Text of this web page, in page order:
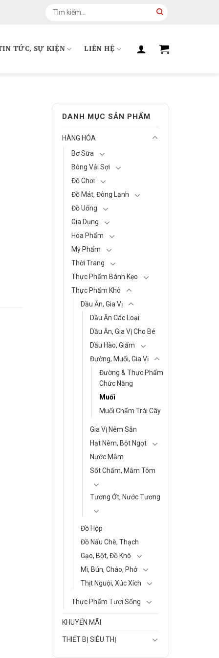
kiếm:
TỨC, SỰ KIỆN LIÊN HỆ
DANH MỤC SẢN PHẨM
HÀNG HÓA
Bơ Sữa
Bông Vải Sợi
Đồ Chơi
Đồ Mát, Đông Lạnh
Đồ Uống
Gia Dụng
Hóa Phẩm
Mỹ Phẩm
Thời Trang
Thực Phẩm Bánh Kẹo
Thực Phẩm Khô
Dầu Ăn, Gia Vị
Dầu Ăn Các Loại
Dầu Ăn, Gia Vị Cho Bé
Dầu Hào, Giấm
Đường, Muối, Gia Vị
Đường & Thực Phẩm
Chức Năng
Muối
Muối Chấm Trái Cây
Gia Vị Nêm Sẵn
Hạt Nêm, Bột Ngọt
Nước Mắm
Sốt Chấm, Mắm Tôm
Tương Ớt, Nước Tương
Đồ Hộp
Đồ Nấu Chè, Thạch
Gạo, Bột, Đồ Khô
Mì, Bún, Cháo, Phở
Thịt Nguội, Xúc Xích
Thực Phẩm Tươi Sống
KHUYẾN MÃI
THIẾT BỊ SIÊU THỊ